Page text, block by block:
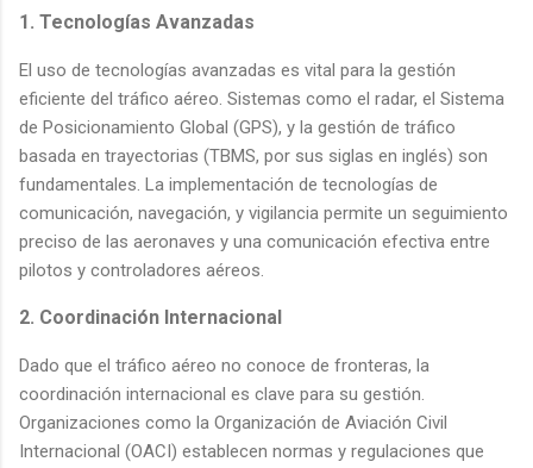
1. Tecnologías Avanzadas
El uso de tecnologías avanzadas es vital para la gestión
eficiente del tráfico aéreo. Sistemas como el radar, el Sistema
de Posicionamiento Global (GPS), y la gestión de tráfico
basada en trayectorias (TBMS, por sus siglas en inglés) son
fundamentales. La implementación de tecnologías de
comunicación, navegación, y vigilancia permite un seguimiento
preciso de las aeronaves y una comunicación efectiva entre
pilotos y controladores aéreos.
2. Coordinación Internacional
Dado que el tráfico aéreo no conoce de fronteras, la
coordinación internacional es clave para su gestión.
Organizaciones como la Organización de Aviación Civil
Internacional (OACI) establecen normas y regulaciones que